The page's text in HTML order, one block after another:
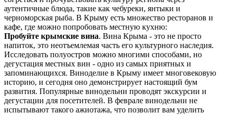
аутентичные блюда, такие как чебуреки, янтыки и
черноморская рыба. В Крыму есть множество ресторанов и
кафе, где можно попробовать местную кухню:
Пробуйте крымские вина. Вина Крыма - это не просто
напиток, это неотъемлемая часть его культурного наследия.
Исследовать полуостров можно многими способами, но
дегустация местных вин - одно из самых приятных и
запоминающихся. Виноделие в Крыму имеет многовековую
историю, и сегодня оно демонстрирует настоящий бум
развития. Популярные винодельни проводят экскурсии и
дегустации для посетителей. В феврале винодельни не
испытывают такого ажиотажа, что позволит вам уделить